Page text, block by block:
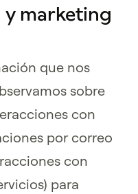
y marketing
que nos
sobre
con
por correo
con
para